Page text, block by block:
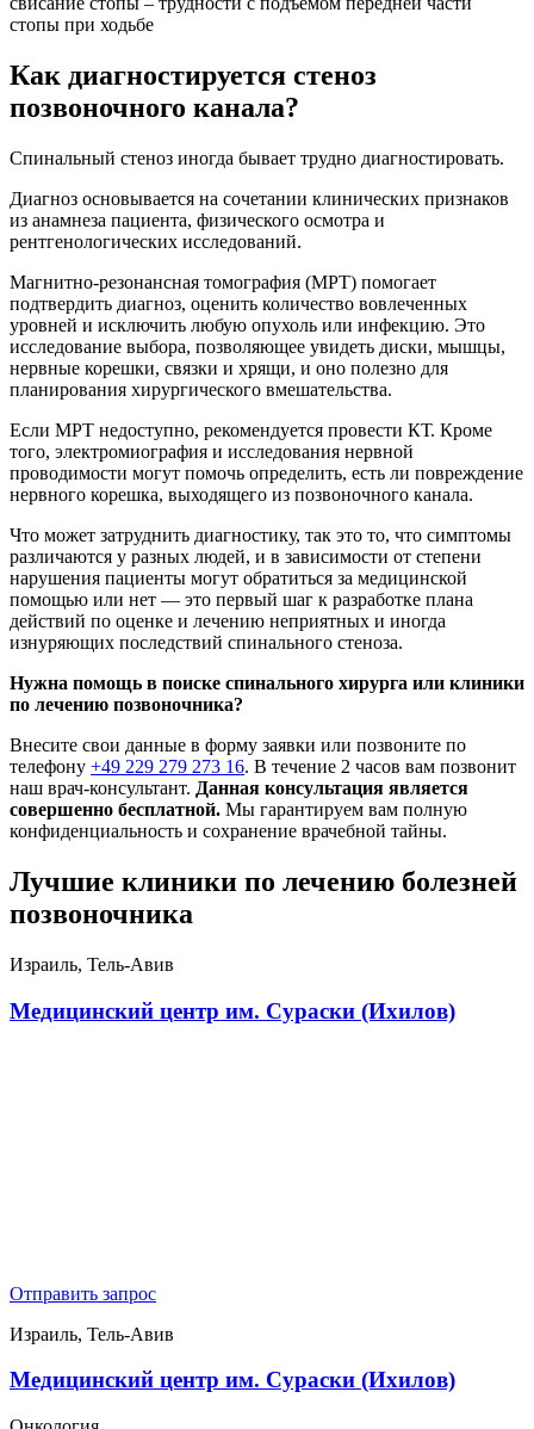
стопы при ходьбе
Как диагностируется стеноз
позвоночного канала?
Спинальный стеноз иногда бывает трудно диагностировать.
Диагноз основывается на сочетании клинических признаков
из анамнеза пациента, физического осмотра и
рентгенологических исследований.
Магнитно-резонансная томография (МРТ) помогает
подтвердить диагноз, оценить количество вовлеченных
уровней и исключить любую опухоль или инфекцию. Это
исследование выбора, позволяющее увидеть диски, мышцы,
нервные корешки, связки и хрящи, и оно полезно для
планирования хирургического вмешательства.
Если МРТ недоступно, рекомендуется провести КТ. Кроме
того, электромиография и исследования нервной
проводимости могут помочь определить, есть ли повреждение
нервного корешка, выходящего из позвоночного канала.
Что может затруднить диагностику, так это то, что симптомы
различаются у разных людей, и в зависимости от степени
нарушения пациенты могут обратиться за медицинской
помощью или нет — это первый шаг к разработке плана
действий по оценке и лечению неприятных и иногда
изнуряющих последствий спинального стеноза.
Нужна помощь в поиске спинального хирурга или клиники
по лечению позвоночника?
Внесите свои данные в форму заявки или позвоните по
телефону +49 229 279 273 16. В течение 2 часов вам позвонит
наш врач-консультант. Данная консультация является
совершенно бесплатной. Мы гарантируем вам полную
конфиденциальность и сохранение врачебной тайны.
Лучшие клиники по лечению болезней
позвоночника
Израиль, Тель-Авив
Медицинский центр им. Сураски (Ихилов)
Отправить запрос
Израиль, Тель-Авив
Медицинский центр им. Сураски (Ихилов)